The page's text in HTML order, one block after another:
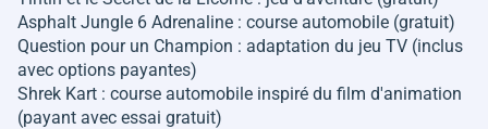
Asphalt Jungle 6 Adrenaline : course automobile (gratuit)
Question pour un Champion : adaptation du jeu TV (inclus
avec options payantes)
Shrek Kart : course automobile inspiré du film d'animation
(payant avec essai gratuit)